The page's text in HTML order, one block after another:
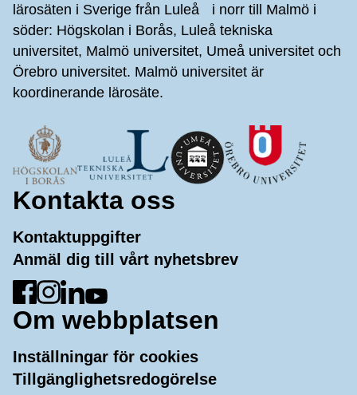
lärosäten i Sverige från Luleå i norr till Malmö i
söder: Högskolan i Borås, Luleå tekniska
universitet, Malmö universitet, Umeå universitet och
Örebro universitet. Malmö universitet är
koordinerande lärosäte.
Kontakta oss
Kontaktuppgifter
Anmäl dig till vårt nyhetsbrev
Gå till Facebook
Gå till Instagram
Gå till LinkedIn
Gå till YouTube
Om webbplatsen
Inställningar för cookies
Tillgänglighetsredogörelse